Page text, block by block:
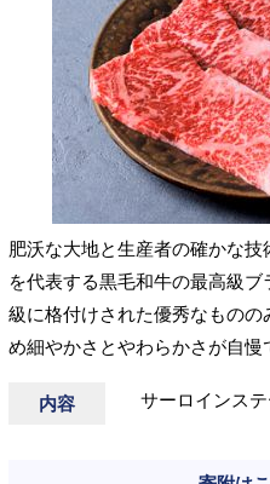
肥沃な大地と生産者の確かな
を代表する黒毛和牛の最高級
級に格付けされた優秀なもの
め細やかさとやわらかさが自慢
内容 サーロインステ